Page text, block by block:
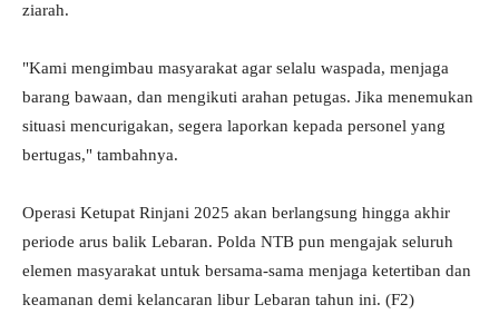
ziarah.
"Kami mengimbau masyarakat agar selalu waspada, menjaga
barang bawaan, dan mengikuti arahan petugas. Jika menemukan
situasi mencurigakan, segera laporkan kepada personel yang
bertugas," tambahnya.
Operasi Ketupat Rinjani 2025 akan berlangsung hingga akhir
periode arus balik Lebaran. Polda NTB pun mengajak seluruh
elemen masyarakat untuk bersama-sama menjaga ketertiban dan
keamanan demi kelancaran libur Lebaran tahun ini. (F2)